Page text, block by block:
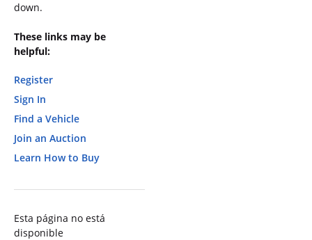
down.
These links may be
helpful:
Register
Sign In
Find a Vehicle
Join an Auction
Learn How to Buy
Esta página no está
disponible